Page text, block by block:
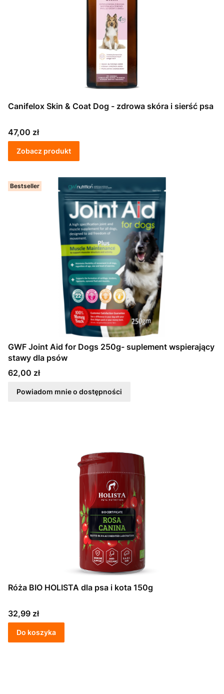
Canifelox Skin & Coat Dog - zdrowa skóra i sierść psa
Cena
47,00 zł
Zobacz produkt
Bestseller
GWF Joint Aid for Dogs 250g- suplement wspierający
stawy dla psów
Cena
62,00 zł
Powiadom mnie o dostępności
Róża BIO HOLISTA dla psa i kota 150g
Cena
32,99 zł
Do koszyka